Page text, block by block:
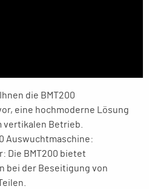
die BMT200
eine hochmoderne Lösung
vertikalen Betrieb.
Auswuchtmaschine:
Die BMT200 bietet
bei der Beseitigung von